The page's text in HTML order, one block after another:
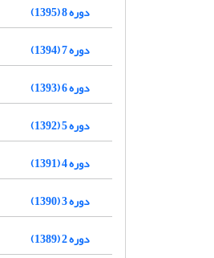
دوره 8 (1395)
دوره 7 (1394)
دوره 6 (1393)
دوره 5 (1392)
دوره 4 (1391)
دوره 3 (1390)
دوره 2 (1389)